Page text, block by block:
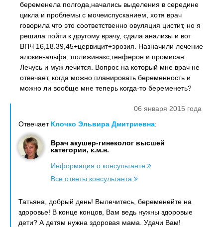
беременела полгода,начались выделения в середине
цикла и проблемы с мочеиспусканием, хотя врач
говорила что это соответственно овуляция цистит, но я
решила пойти к другому врачу, сдала анализы и вот
ВПЧ 16,18.39,45+цервицит+эрозия. Назначили лечение
алокин-альфа, полижинакс,генферон и промисан.
Лечусь и муж лечится. Вопрос на который мне врач не
отвечает, когда можно планировать беременность и
можно ли вообще мне теперь когда-то беременеть?
06 января 2015 года
Отвечает Клочко Эльвира Дмитриевна:
Врач акушер-гинеколог высшей
категории, к.м.н.
Информация о консультанте
Все ответы консультанта
Татьяна, добрый день! Вылечитесь, беременейте на
здоровье! В конце концов, Вам ведь нужны здоровые
дети? А детям нужна здоровая мама. Удачи Вам!